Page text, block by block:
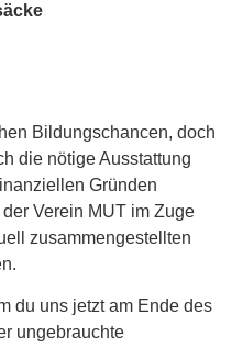
Bildungschancen, doch
die nötige Ausstattung
Gründen
Verein MUT im Zuge
zusammengestellten
du uns jetzt am Ende des
ungebrauchte